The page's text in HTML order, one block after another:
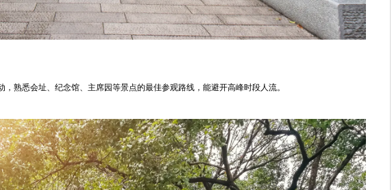
熟悉会址、纪念馆、主席园等景点的最佳参观路线，能避开高峰时段人流。